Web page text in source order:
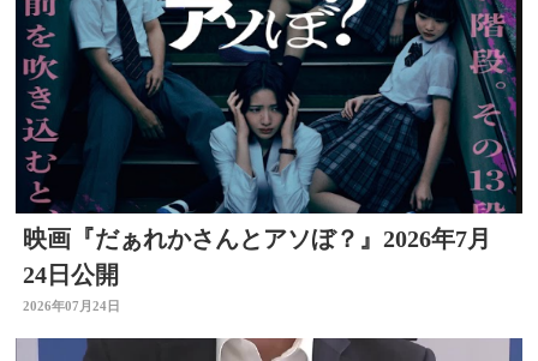
映画『だぁれかさんとアソぼ？』2026年7月
24日公開
2026年07月24日